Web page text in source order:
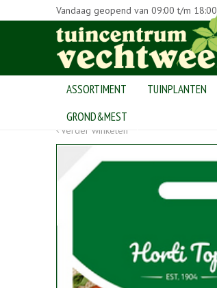
Home > Producten
Vandaag geopend van 09:00 t/m 18:00
ASSORTIMENT TUINPLANTEN
GROND&MEST
Verder winkelen